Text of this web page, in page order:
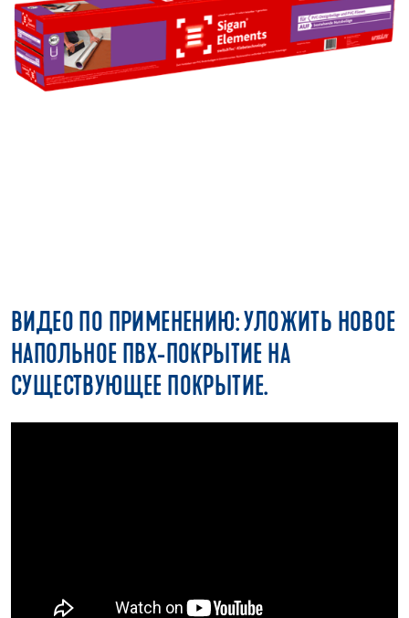
ВИДЕО ПО ПРИМЕНЕНИЮ: УЛОЖИТЬ НОВОЕ
НАПОЛЬНОЕ ПВХ-ПОКРЫТИЕ НА
СУЩЕСТВУЮЩЕЕ ПОКРЫТИЕ.